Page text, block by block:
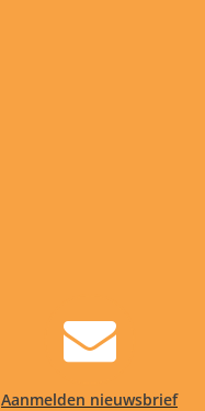
Aanmelden nieuwsbrief